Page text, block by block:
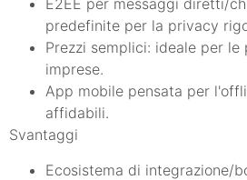
E2EE per messaggi diretti/
predefinite per la privacy
Prezzi semplici: ideale per le
imprese.
App mobile pensata per
affidabili.
Svantaggi
Ecosistema di integrazione/